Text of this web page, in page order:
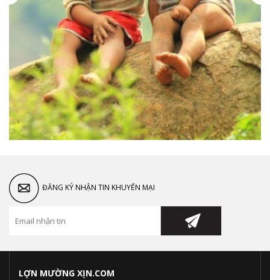
ĐĂNG KÝ NHẬN TIN KHUYẾN MẠI
LỢN MƯỜNG XỊN.COM